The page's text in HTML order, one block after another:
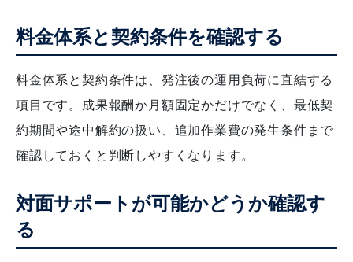
料金体系と契約条件を確認する
料金体系と契約条件は、発注後の運用負荷に直結する
項目です。成果報酬か月額固定かだけでなく、最低契
約期間や途中解約の扱い、追加作業費の発生条件まで
確認しておくと判断しやすくなります。
対面サポートが可能かどうか確認す
る